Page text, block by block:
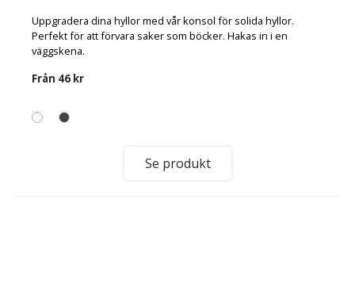
Uppgradera dina hyllor med vår konsol för solida hyllor.
Perfekt för att förvara saker som böcker. Hakas in i en
väggskena.
Från 46 kr
Se produkt